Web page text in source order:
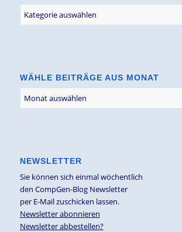
Blogbeiträge
WÄHLE BEITRÄGE AUS MONAT
NEWSLETTER
Sie können sich einmal wöchentlich
den CompGen-Blog Newsletter
per E-Mail zuschicken lassen.
Newsletter abonnieren
Newsletter abbestellen?